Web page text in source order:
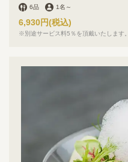
6品 1名 ～
6,930円(税込)
※別途サービス料5％を頂戴いたします。